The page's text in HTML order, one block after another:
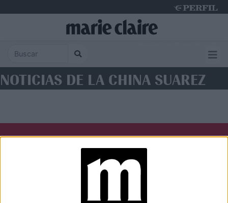
NOTICIAS DE LA CHINA SUAREZ
Caras Noticias